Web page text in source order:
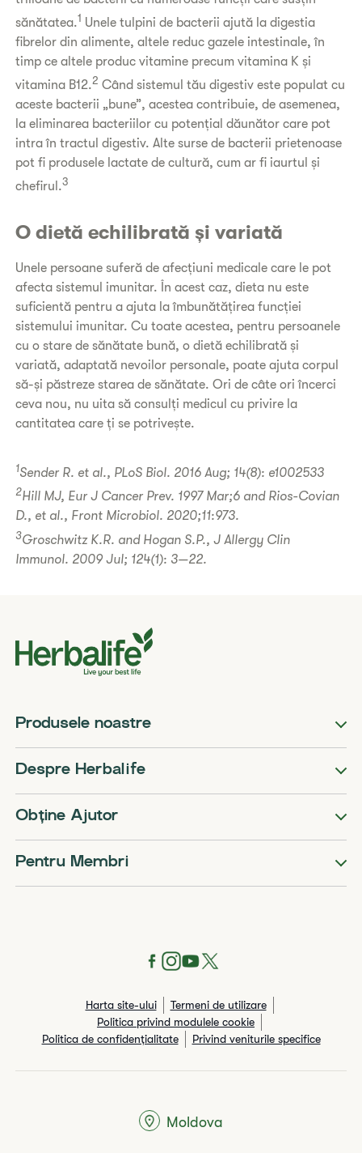
sănătatea.1 Unele tulpini de bacterii ajută la digestia
fibrelor din alimente, altele reduc gazele intestinale, în
timp ce altele produc vitamine precum vitamina K și
vitamina B12.2 Când sistemul tău digestiv este populat cu
aceste bacterii „bune”, acestea contribuie, de asemenea,
la eliminarea bacteriilor cu potențial dăunător care pot
intra în tractul digestiv. Alte surse de bacterii prietenoase
pot fi produsele lactate de cultură, cum ar fi iaurtul și
chefirul.3
O dietă echilibrată și variată
Unele persoane suferă de afecțiuni medicale care le pot
afecta sistemul imunitar. În acest caz, dieta nu este
suficientă pentru a ajuta la îmbunătățirea funcției
sistemului imunitar. Cu toate acestea, pentru persoanele
cu o stare de sănătate bună, o dietă echilibrată și
variată, adaptată nevoilor personale, poate ajuta corpul
să-și păstreze starea de sănătate. Ori de câte ori încerci
ceva nou, nu uita să consulți medicul cu privire la
cantitatea care ți se potrivește.
1Sender R. et al., PLoS Biol. 2016 Aug; 14(8): e1002533
2Hill MJ, Eur J Cancer Prev. 1997 Mar;6 and Rios-Covian
D., et al., Front Microbiol. 2020;11:973.
3Groschwitz K.R. and Hogan S.P., J Allergy Clin
Immunol. 2009 Jul; 124(1): 3—22.
Produsele noastre
Despre Herbalife
Obține Ajutor
Pentru Membri
Harta site-ului
Termeni de utilizare
Politica privind modulele cookie
Politica de confidențialitate
Privind veniturile specifice
Moldova